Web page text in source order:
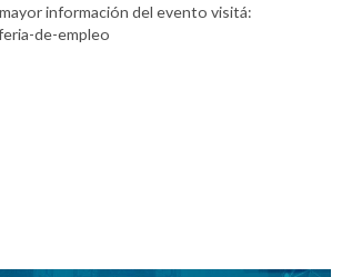
información del evento visitá:
de-empleo